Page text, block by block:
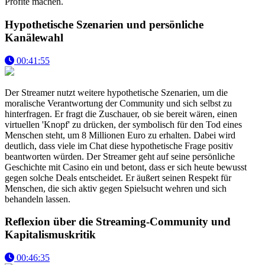
Hypothetische Szenarien und persönliche
Kanälewahl
00:41:55
Der Streamer nutzt weitere hypothetische Szenarien, um die
moralische Verantwortung der Community und sich selbst zu
hinterfragen. Er fragt die Zuschauer, ob sie bereit wären, einen
virtuellen 'Knopf' zu drücken, der symbolisch für den Tod eines
Menschen steht, um 8 Millionen Euro zu erhalten. Dabei wird
deutlich, dass viele im Chat diese hypothetische Frage positiv
beantworten würden. Der Streamer geht auf seine persönliche
Geschichte mit Casino ein und betont, dass er sich heute bewusst
gegen solche Deals entscheidet. Er äußert seinen Respekt für
Menschen, die sich aktiv gegen Spielsucht wehren und sich
behandeln lassen.
Reflexion über die Streaming-Community und
Kapitalismuskritik
00:46:35